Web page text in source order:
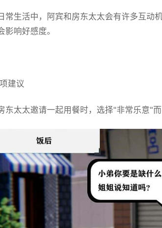
常生活中，阿宾和房东太太会有许多互动
影响好感度。
建议
东太太邀请一起用餐时，选择"非常乐意"